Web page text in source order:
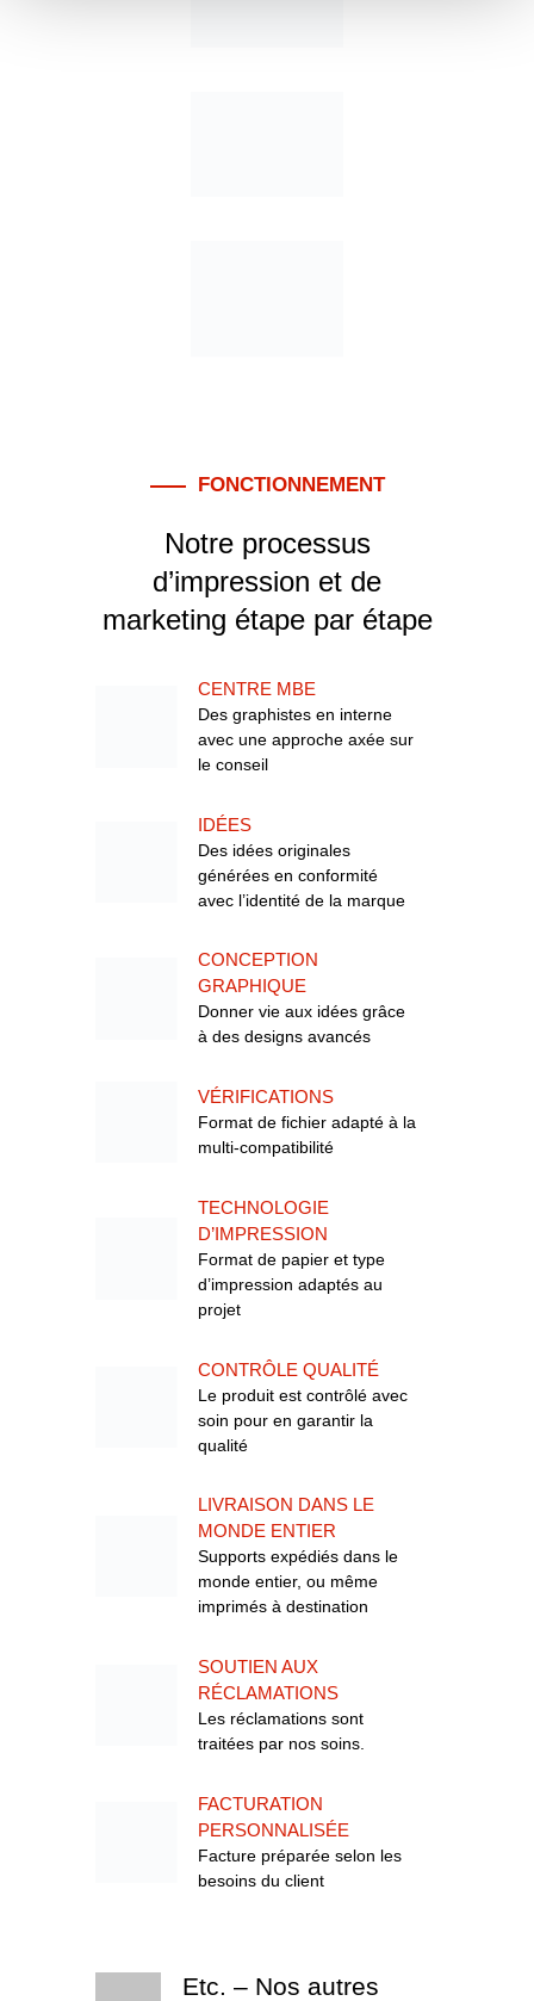
FONCTIONNEMENT
Notre processus
d’impression et de
marketing étape par étape
CENTRE MBE
Des graphistes en interne
avec une approche axée sur
le conseil
IDÉES
Des idées originales
générées en conformité
avec l’identité de la marque
CONCEPTION
GRAPHIQUE
Donner vie aux idées grâce
à des designs avancés
VÉRIFICATIONS
Format de fichier adapté à la
multi-compatibilité
TECHNOLOGIE
D’IMPRESSION
Format de papier et type
d’impression adaptés au
projet
CONTRÔLE QUALITÉ
Le produit est contrôlé avec
soin pour en garantir la
qualité
LIVRAISON DANS LE
MONDE ENTIER
Supports expédiés dans le
monde entier, ou même
imprimés à destination
SOUTIEN AUX
RÉCLAMATIONS
Les réclamations sont
traitées par nos soins.
FACTURATION
PERSONNALISÉE
Facture préparée selon les
besoins du client
Etc. – Nos autres